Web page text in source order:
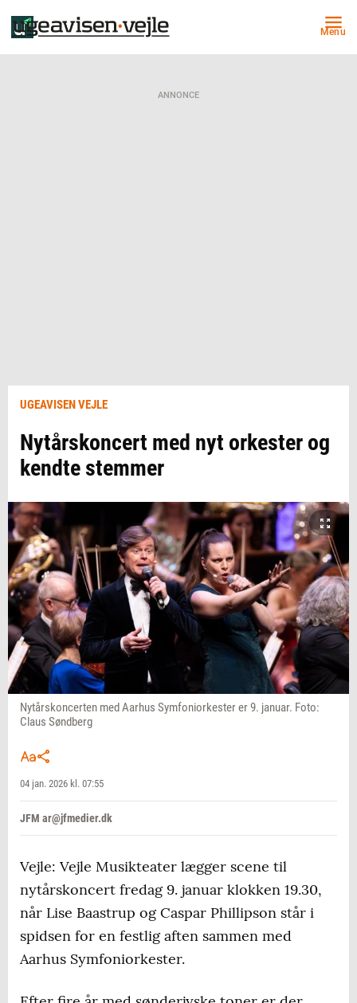
Menu
ANNONCE
UGEAVISEN VEJLE
Nytårskoncert med nyt orkester og
kendte stemmer
Nytårskoncerten med Aarhus Symfoniorkester er 9. januar. Foto:
Claus Søndberg
04 jan. 2026 kl. 07:55
JFM ar@jfmedier.dk
Vejle: Vejle Musikteater lægger scene til
nytårskoncert fredag 9. januar klokken 19.30,
når Lise Baastrup og Caspar Phillipson står i
spidsen for en festlig aften sammen med
Aarhus Symfoniorkester.